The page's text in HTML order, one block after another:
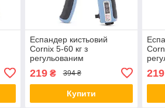
Еспандер кистьовий
Cornix 5-60 кг з
регульованим
лічильником XR-0267 Sky
Blue/Black
219₴ 394 ₴
Купити
219